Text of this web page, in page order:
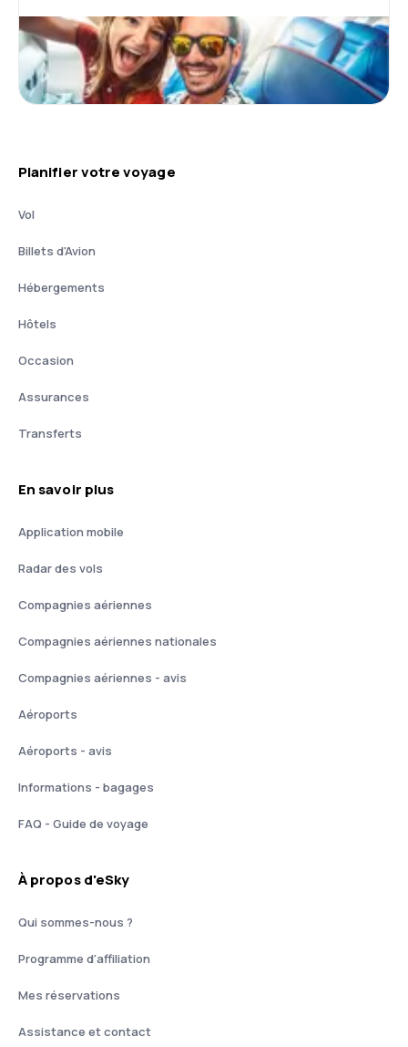
Planifier votre voyage
Vol
Billets d'Avion
Hébergements
Hôtels
Occasion
Assurances
Transferts
En savoir plus
Application mobile
Radar des vols
Compagnies aériennes
Compagnies aériennes nationales
Compagnies aériennes - avis
Aéroports
Aéroports - avis
Informations - bagages
FAQ - Guide de voyage
À propos d'eSky
Qui sommes-nous ?
Programme d'affiliation
Mes réservations
Assistance et contact